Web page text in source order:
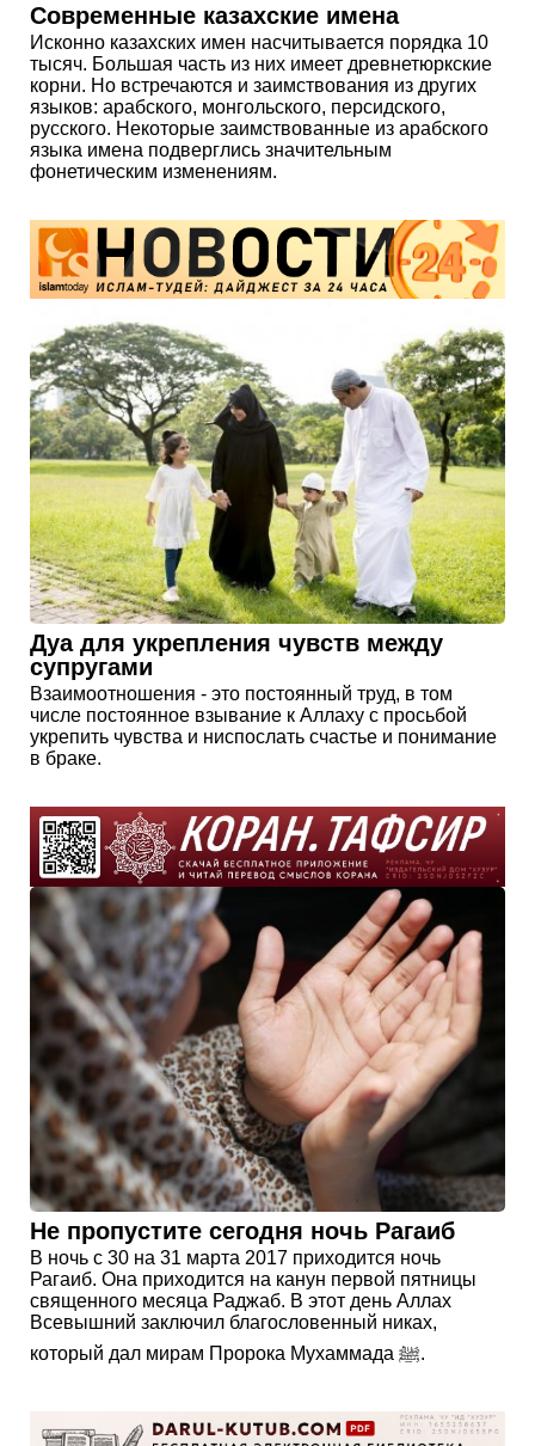
Современные казахские имена
Исконно казахских имен насчитывается порядка 10
тысяч. Большая часть из них имеет древнетюркские
корни. Но встречаются и заимствования из других
языков: арабского, монгольского, персидского,
русского. Некоторые заимствованные из арабского
языка имена подверглись значительным
фонетическим изменениям.
Дуа для укрепления чувств между
супругами
Взаимоотношения - это постоянный труд, в том
числе постоянное взывание к Аллаху с просьбой
укрепить чувства и ниспослать счастье и понимание
в браке.
Не пропустите сегодня ночь Рагаиб
В ночь с 30 на 31 марта 2017 приходится ночь
Рагаиб. Она приходится на канун первой пятницы
священного месяца Раджаб. В этот день Аллах
Всевышний заключил благословенный никах,
который дал мирам Пророка Мухаммада ﷺ.